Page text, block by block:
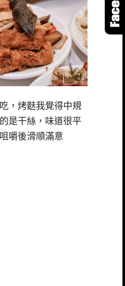
，烤麩我覺得中規
是干絲，味道很平
嚼後滑順滿意